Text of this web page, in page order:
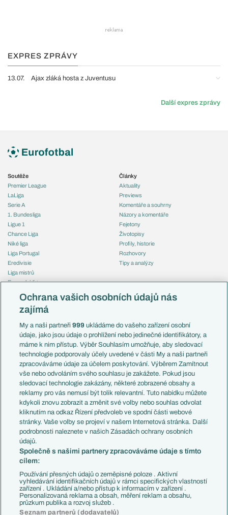
EXPRES ZPRÁVY
13.07. Ajax zláká hosta z Juventusu
Další expres zprávy
Soutěže
Premier League
LaLiga
Serie A
1. Bundesliga
Ligue 1
Chance Liga
Niké liga
Liga Portugal
Eredivisie
Liga mistrů
Evropská liga
Mistrovství světa
Liga národů
Témata
Představení týmů MS
EuroSkauting
PL v kostce
Evropské koeficienty
Přestupy
Přestupové spekulace
Zranění
Kluby
Arsenal FC
Chelsea FC
Manchester United
AC Milán
Juventus FC
Bayern Mnichov
FC Barcelona
Real Madrid
Články
Aktuality
Previews
Komentáře a souhrny
Názory a komentáře
Fejetony
Životopisy
Profily, historie
Rozhovory
Tipy a analýzy
Česko
Francie
Itálie
Německo
Španělsko
Argentina
Brazílie
Přestupy
Zápasy
Livescore
Tipovací soutěž
Ochrana vašich osobních údajů nás
zajímá
My a naši partneři999 ukládáme do vašeho zařízení osobní
údaje, jako jsou údaje o prohlížení nebo jedinečné identifikátory, a
máme k nim přístup. Výběr Souhlasím umožňuje, aby sledovací
technologie podporovaly účely uvedené v části My a naši partneři
zpracováváme údaje za účelem poskytování. Výběrem Zamítnout
vše nebo odvoláním svého souhlasu je zakážete. Pokud jsou
sledovací technologie zakázány, některé zobrazené obsahy a
reklamy pro vás nemusí být tolik relevantní. Tuto nabídku můžete
kdykoli znovu zobrazit a změnit své volby nebo souhlas odvolat
kliknutím na odkaz Řízení předvoleb ve spodní části webové
stránky. Vaše volby se projeví v našem Internetová stránka. Další
podrobnosti naleznete v našich Zásadách ochrany osobních
údajů.
Společně s našimi partnery zpracováváme údaje s tímto
cílem:
Používání přesných údajů o zeměpisné poloze . Aktivní
vyhledávání identifikačních údajů v rámci specifických vlastností
zařízení . Ukládání a/nebo přístup k informacím v zařízení .
Personalizovaná reklama a obsah, měření reklam a obsahu,
průzkum publika a rozvoj služeb .
Seznam partnerů (dodavatelů)